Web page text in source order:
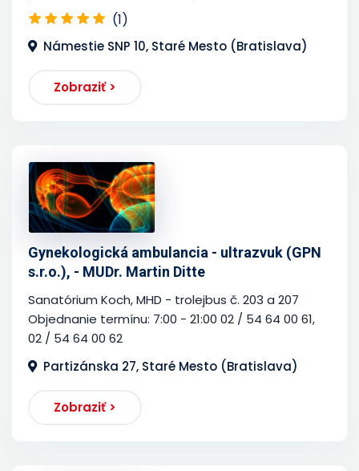
(1)
Námestie SNP 10, Staré Mesto (Bratislava)
Zobraziť >
Gynekologická ambulancia - ultrazvuk (GPN
s.r.o.), - MUDr. Martin Ditte
Sanatórium Koch, MHD - trolejbus č. 203 a 207
Objednanie termínu: 7:00 - 21:00 02 / 54 64 00 61,
02 / 54 64 00 62
Partizánska 27, Staré Mesto (Bratislava)
Zobraziť >